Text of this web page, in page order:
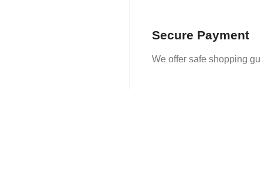
Secure Payment
We offer safe shopping